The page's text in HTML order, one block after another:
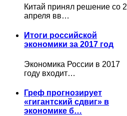
Китай принял решение со 2
апреля вв…
Итоги российской
экономики за 2017 год
Экономика России в 2017
году входит…
Греф прогнозирует
«гигантский сдвиг» в
экономике б…